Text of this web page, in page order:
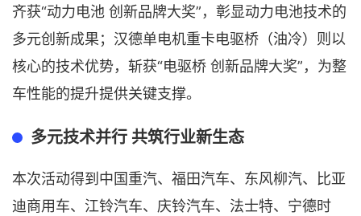
齐获“动力电池 创新品牌大奖”，彰显动力电池技术的
多元创新成果；汉德单电机重卡电驱桥（油冷）则以
核心的技术优势，斩获“电驱桥 创新品牌大奖”，为整
车性能的提升提供关键支撑。
多元技术并行 共筑行业新生态
本次活动得到中国重汽、福田汽车、东风柳汽、比亚
迪商用车、江铃汽车、庆铃汽车、法士特、宁德时